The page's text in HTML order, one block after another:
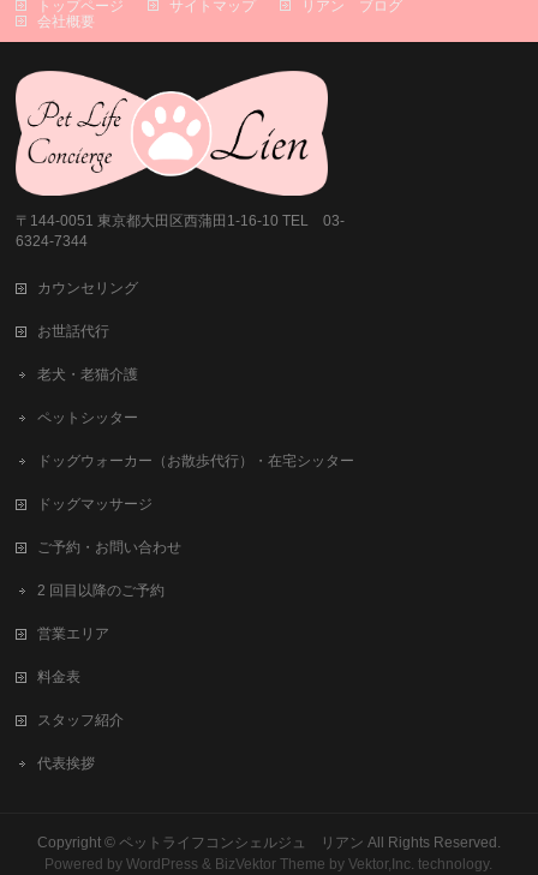
トップページ サイトマップ
リアン ブログ
会社概要
〒144-0051 東京都大田区西蒲田1-16-10 TEL 03-
6324-7344
カウンセリング
お世話代行
老犬・老猫介護
ペットシッター
ドッグウォーカー（お散歩代行）・在宅シッター
ドッグマッサージ
ご予約・お問い合わせ
2 回目以降のご予約
営業エリア
料金表
スタッフ紹介
代表挨拶
Copyright © ペットライフコンシェルジュ リアン All Rights Reserved.
Powered byWordPress & BizVektor Theme by Vektor,Inc. technology.